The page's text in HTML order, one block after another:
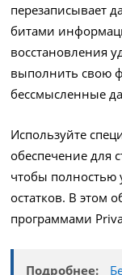
перезаписывает
битами
восстановления
выполнить свою
бессмысленные
Используйте
обеспечение для
чтобы полностью
остатков. В этом
программами
Подробнее: